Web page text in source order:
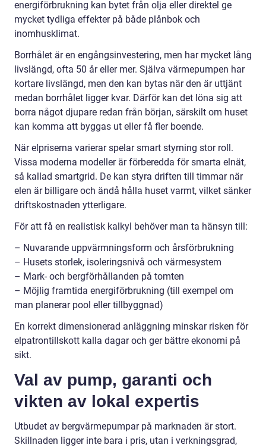
energiförbrukning kan bytet från olja eller direktel ge
mycket tydliga effekter på både plånbok och
inomhusklimat.
Borrhålet är en engångsinvestering, men har mycket lång
livslängd, ofta 50 år eller mer. Själva värmepumpen har
kortare livslängd, men den kan bytas när den är uttjänt
medan borrhålet ligger kvar. Därför kan det löna sig att
borra något djupare redan från början, särskilt om huset
kan komma att byggas ut eller få fler boende.
När elpriserna varierar spelar smart styrning stor roll.
Vissa moderna modeller är förberedda för smarta elnät,
så kallad smartgrid. De kan styra driften till timmar när
elen är billigare och ändå hålla huset varmt, vilket sänker
driftskostnaden ytterligare.
För att få en realistisk kalkyl behöver man ta hänsyn till:
– Nuvarande uppvärmningsform och årsförbrukning
– Husets storlek, isoleringsnivå och värmesystem
– Mark- och bergförhållanden på tomten
– Möjlig framtida energiförbrukning (till exempel om
man planerar pool eller tillbyggnad)
En korrekt dimensionerad anläggning minskar risken för
elpatrontillskott kalla dagar och ger bättre ekonomi på
sikt.
Val av pump, garanti och
vikten av lokal expertis
Utbudet av bergvärmepumpar på marknaden är stort.
Skillnaden ligger inte bara i pris, utan i verkningsgrad,